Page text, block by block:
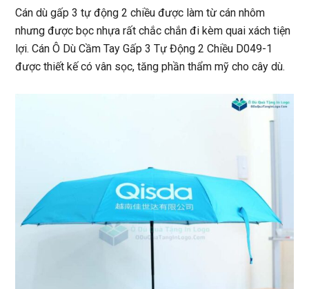
Cán dù gấp 3 tự động 2 chiều được làm từ cán nhôm
nhưng được bọc nhựa rất chắc chắn đi kèm quai xách tiện
lợi. Cán Ô Dù Cầm Tay Gấp 3 Tự Động 2 Chiều D049-1
được thiết kế có vân sọc, tăng phần thẩm mỹ cho cây dù.